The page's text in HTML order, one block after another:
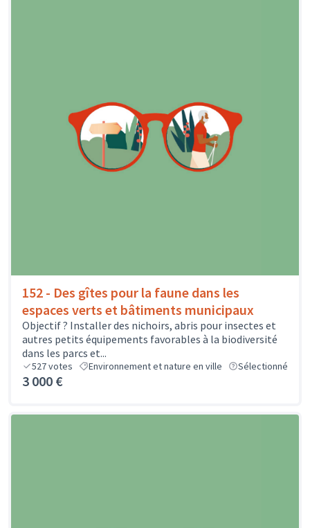
152 - Des gîtes pour la faune dans les
espaces verts et bâtiments municipaux
Objectif ? Installer des nichoirs, abris pour insectes et
autres petits équipements favorables à la biodiversité
dans les parcs et...
527votes Environnement et nature en ville Sélectionné
3 000 €